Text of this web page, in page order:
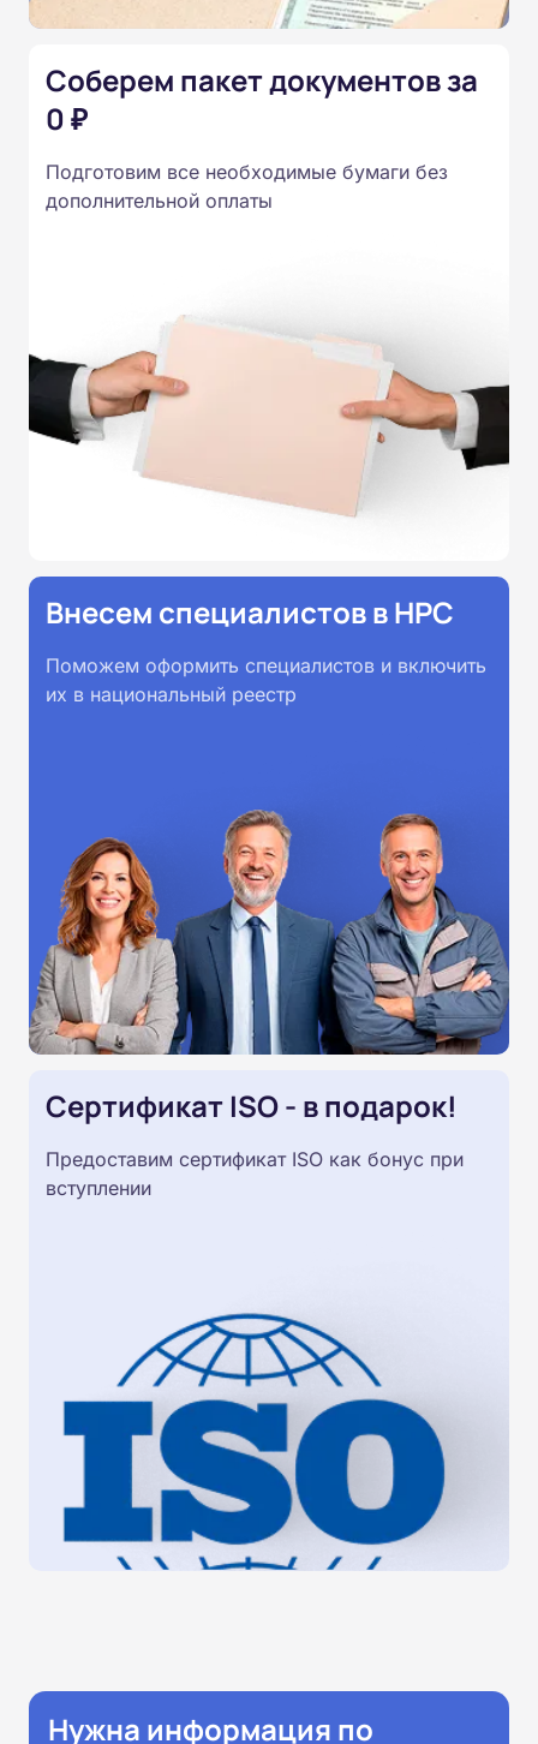
Соберем пакет документов за
0 ₽
Подготовим все необходимые бумаги без
дополнительной оплаты
Внесем специалистов в НРС
Поможем оформить специалистов и включить
их в национальный реестр
Сертификат ISO - в подарок!
Предоставим сертификат ISO как бонус при
вступлении
Нужна информация по